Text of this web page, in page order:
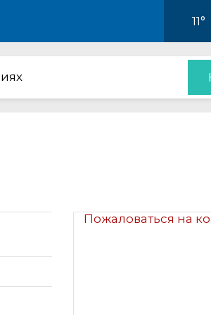
11°
Пожаловаться на